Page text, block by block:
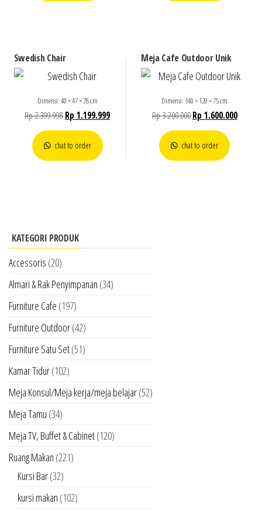
Swedish Chair
Dimensi: 40 × 47 × 78 cm
Rp2.399.998Rp 1.199.999
chat to order
Meja Cafe Outdoor Unik
Dimensi: 140 × 120 × 75 cm
Rp3.200.000 Rp 1.600.000
chat to order
KATEGORI PRODUK
Accessoris (20)
Almari & Rak Penyimpanan (34)
Furniture Cafe (197)
Furniture Outdoor(42)
Furniture Satu Set(51)
Kamar Tidur(102)
Meja Konsul/Meja kerja/meja belajar(52)
Meja Tamu (34)
Meja TV, Buffet & Cabinet(120)
Ruang Makan (221)
Kursi Bar(32)
kursi makan (102)